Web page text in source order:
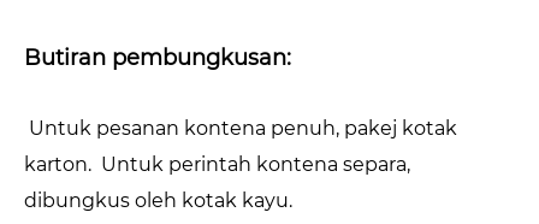
Butiran pembungkusan:
Untuk pesanan kontena penuh, pakej kotak
karton. Untuk perintah kontena separa,
dibungkus oleh kotak kayu.